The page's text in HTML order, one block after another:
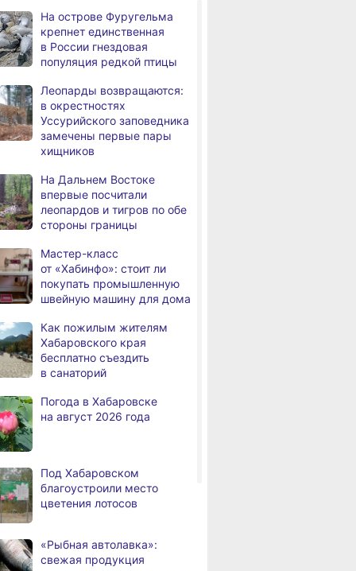
Уровень Амура
у Хабаровска достиг 423
см, вода продолжает
В администрации
Хабаровска обсудили
использование средств
туристического налога
За сутки в Хабаровском
крае в 4 ДТП пострадали 10
человек
В Хабаровске из горящей
квартиры на Чехова
эвакуировали 6 человек
Хабаровского края
установился высокий класс
пожарной опасности
Хабаровского края
модернизировали 4G
возрождает
Дальневосточную студию
кинохроники
В команду крупного
издательского дома
На острове Фуругельма
крепнет единственная
в России гнездовая
популяция редкой птицы
Леопарды возвращаются:
в окрестностях
Уссурийского заповедника
замечены первые пары
хищников
На Дальнем Востоке
впервые посчитали
леопардов и тигров по обе
стороны границы
Мастер-класс
от «Хабинфо»: стоит ли
покупать промышленную
швейную машину для дома
Как пожилым жителям
Хабаровского края
бесплатно съездить
в санаторий
Погода в Хабаровске
на август 2026 года
Под Хабаровском
благоустроили место
цветения лотосов
«Рыбная автолавка»:
свежая продукция